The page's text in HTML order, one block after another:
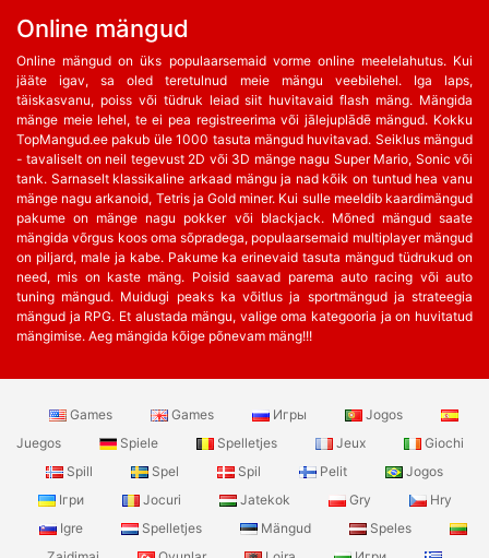
Online mängud
Online mängud on üks populaarsemaid vorme online meelelahutus. Kui
jääte igav, sa oled teretulnud meie mängu veebilehel. Iga laps,
täiskasvanu, poiss või tüdruk leiad siit huvitavaid flash mäng. Mängida
mänge meie lehel, te ei pea registreerima või jālejuplādē mängud. Kokku
TopMangud.ee pakub üle 1000 tasuta mängud huvitavad. Seiklus mängud
- tavaliselt on neil tegevust 2D või 3D mänge nagu Super Mario, Sonic või
tank. Sarnaselt klassikaline arkaad mängu ja nad kõik on tuntud hea vanu
mänge nagu arkanoid, Tetris ja Gold miner. Kui sulle meeldib kaardimängud
pakume on mänge nagu pokker või blackjack. Mõned mängud saate
mängida võrgus koos oma sõpradega, populaarsemaid multiplayer mängud
on piljard, male ja kabe. Pakume ka erinevaid tasuta mängud tüdrukud on
need, mis on kaste mäng. Poisid saavad parema auto racing või auto
tuning mängud. Muidugi peaks ka võitlus ja sportmängud ja strateegia
mängud ja RPG. Et alustada mängu, valige oma kategooria ja on huvitatud
mängimise. Aeg mängida kõige põnevam mäng!!!
Games Games Игры
Jogos
Juegos
Spiele Spelletjes Jeux
Giochi
Spill
Spel Spil Pelit
Jogos
Ігри
Jocuri Jatekok Gry
Hry
Igre
Spelletjes Mängud
Speles